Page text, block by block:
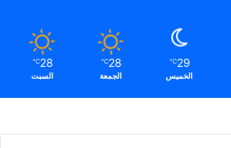
29
℃
الخميس
28
℃
الجمعة
28
℃
السبت